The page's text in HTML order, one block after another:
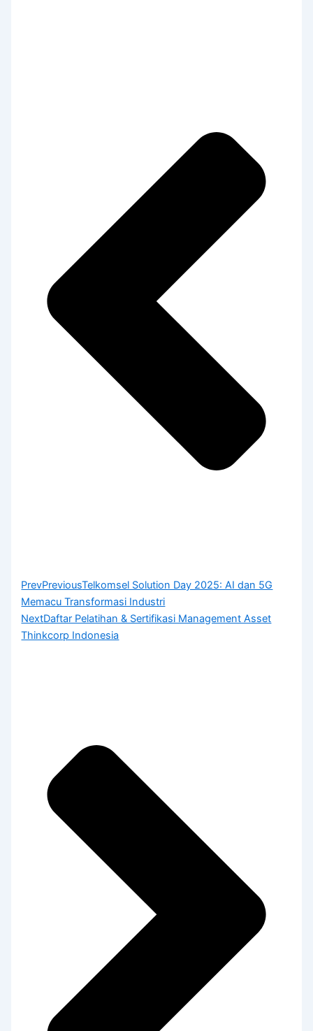
PrevPreviousTelkomsel Solution Day 2025: AI dan 5G
Memacu Transformasi Industri
NextDaftar Pelatihan & Sertifikasi Management Asset
Thinkcorp Indonesia